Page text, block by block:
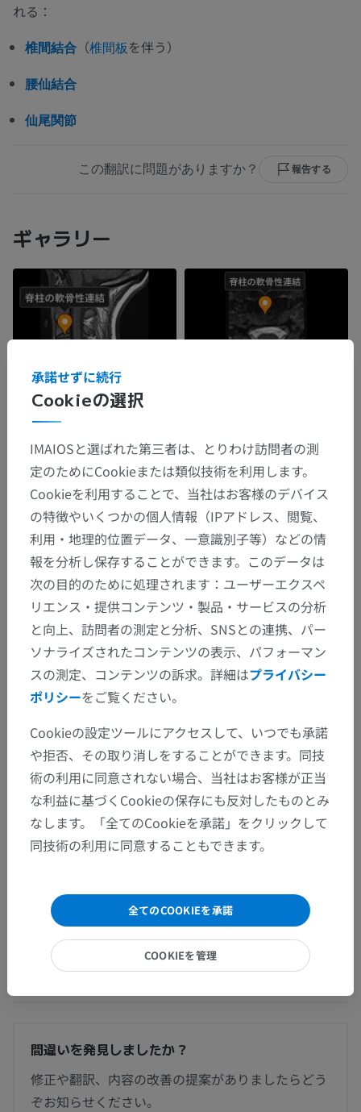
れる：
椎間結合 （椎間板を伴う）
腰仙結合
仙尾関節
この翻訳に問題がありますか？ 報告する
ギャラリー
解剖学的階層
人体解剖学2
人体解剖学1
系統解剖> 連結；関節系> 脊柱の連結 >
下位構造：
間違いを発見しましたか？
修正や翻訳、内容の改善の提案がありましたらどう
ぞお知らせください。
Cookieの選択
承諾せずに続行
IMAIOSと選ばれた第三者は、とりわけ訪問者の測
定のためにCookieまたは類似技術を利用します。
Cookieを利用することで、当社はお客様のデバイス
の特徴やいくつかの個人情報（IPアドレス、閲覧、
利用・地理的位置データ、一意識別子等）などの情
報を分析し保存することができます。このデータは
次の目的のために処理されます：ユーザーエクスペ
リエンス・提供コンテンツ・製品・サービスの分析
と向上、訪問者の測定と分析、SNSとの連携、パー
ソナライズされたコンテンツの表示、パフォーマン
スの測定、コンテンツの訴求。詳細はプライバシー
ポリシーをご覧ください。
Cookieの設定ツールにアクセスして、いつでも承諾
や拒否、その取り消しをすることができます。同技
術の利用に同意されない場合、当社はお客様が正当
な利益に基づくCookieの保存にも反対したものとみ
なします。「全てのCookieを承諾」をクリックして
同技術の利用に同意することもできます。
全てのCOOKIEを承諾
COOKIEを管理